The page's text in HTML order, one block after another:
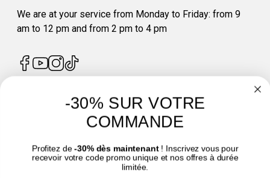
We are at your service from Monday to Friday: from 9
am to 12 pm and from 2 pm to 4 pm
4.7/5
-30% SUR VOTRE
COMMANDE
Profitez de -30% dès maintenant! Inscrivez vous pour
recevoir votre code promo unique et nos offres à durée
limitée.